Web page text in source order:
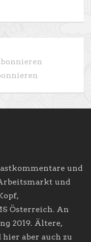
und
und
Österreich. An
2019. Ältere,
aber auch zu